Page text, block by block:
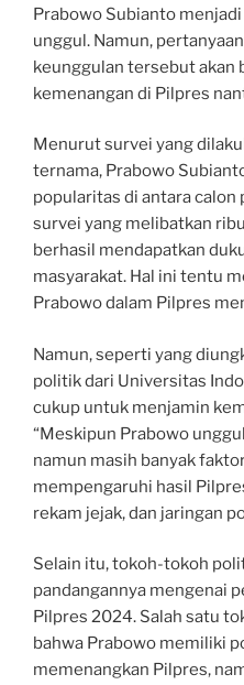
Prabowo Subianto
unggul. Namun,
keunggulan tersebut akan
kemenangan di Pilpres
Menurut survei yang
ternama, Prabowo
popularitas di antara calon
survei yang melibatkan
berhasil mendapatkan
masyarakat. Hal ini tentu
Prabowo dalam Pilpres
Namun, seperti yang
politik dari Universitas
cukup untuk menjamin
“Meskipun Prabowo
namun masih banyak
mempengaruhi hasil
rekam jejak, dan jaringan
Selain itu, tokoh-tokoh
pandangannya mengenai
Pilpres 2024. Salah satu
bahwa Prabowo memiliki
memenangkan Pilpres,